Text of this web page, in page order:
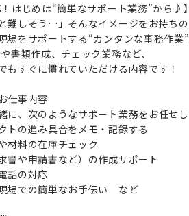
！はじめは“簡単なサポート業務”から♪】
難しそう…」そんなイメージをお持ち
場をサポートする“カンタンな事務作業
書類作成、チェック業務など、
もすぐに慣れていただける内容です！
仕事内容
に、次のようなサポート業務をお任せし
トの進み具合をメモ・記録する
材料の在庫チェック
書や申請書など）の作成サポート
話の対応
場での簡単なお手伝い など